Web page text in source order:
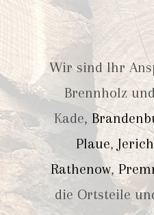
Wir sind Ihr
Brennholz
Kade,
Plaue,
Rathenow,
die Ortsteile